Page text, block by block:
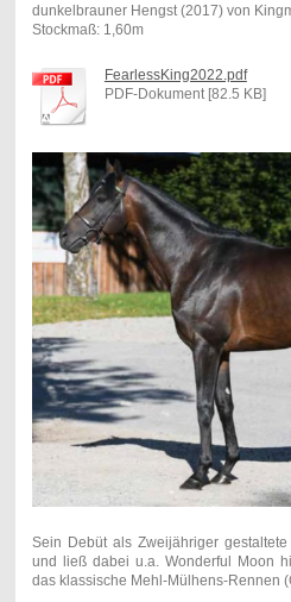
dunkelbrauner Hengst (2017) von
Stockmaß: 1,60m
FearlessKing2022.pdf
PDF-Dokument [82.5 KB]
Sein Debüt als Zweijähriger
und ließ dabei u.a. Wonderful Moon
das klassische Mehl-Mülhens-Rennen